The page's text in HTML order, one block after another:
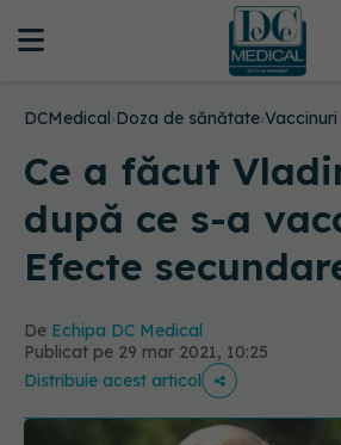
DCMedical›Doza de sănătate›Vaccinuri
Ce a făcut
după ce s-a
Efecte
De Echipa DC Medical
Publicat pe 29 mar 2021, 10:25
Distribuie acest articol